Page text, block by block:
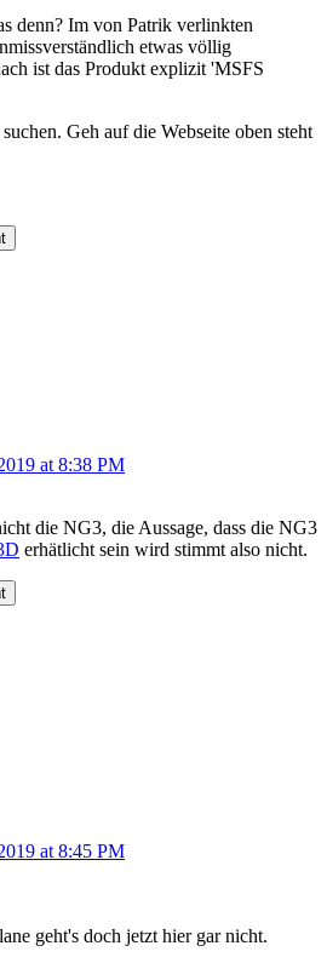
denn? Im von Patrik verlinkten
etwas völlig
ist das Produkt explizit 'MSFS
Geh auf die Webseite oben steht
at 8:38 PM
die NG3, die Aussage, dass die NG3
erhätlicht sein wird stimmt also nicht.
at 8:45 PM
geht's doch jetzt hier gar nicht.